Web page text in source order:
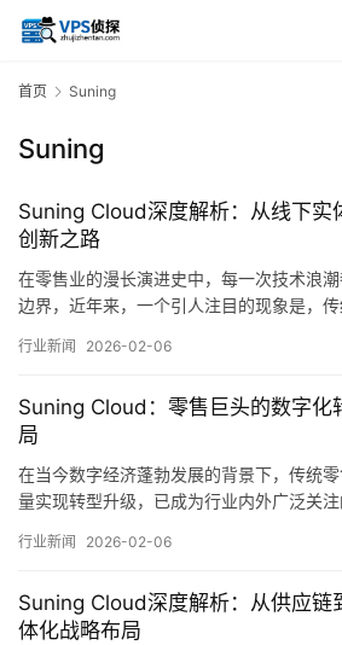
首页 Suning
Suning
Suning Cloud深度解析：从线下实
创新之路
在零售业的漫长演进史中，每一次技术浪
边界，近年来，一个引人注目的现象是，
体化的新生态，其中，苏宁的转型之路尤为
体根基出发，向云端服务融合创新的深刻
行业新闻 2026-02-06
Suning Cloud：零售巨头的数字化
局
在当今数字经济蓬勃发展的背景下，传统
量实现转型升级，已成为行业内外广泛关注
展路径与业务布局不仅反映了零售巨头对数
上线下融合，再到构建开放的云服务平台
行业新闻 2026-02-06
Suning Cloud深度解析：从供应链
体化战略布局